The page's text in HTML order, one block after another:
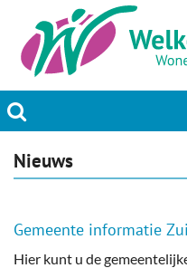
Actueel
Welzijn & Maatschappij
Nieuws
Gemeente informatie
Hier kunt u de